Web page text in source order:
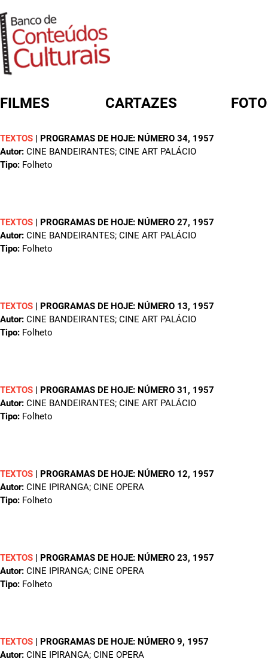
FILMES CARTAZES
TEXTOS | PROGRAMAS DE HOJE: NÚMERO 34, 1957
Autor: CINE BANDEIRANTES; CINE ART PALÁCIO
Tipo: Folheto
TEXTOS | PROGRAMAS DE HOJE: NÚMERO 27, 1957
Autor: CINE BANDEIRANTES; CINE ART PALÁCIO
Tipo: Folheto
TEXTOS | PROGRAMAS DE HOJE: NÚMERO 13, 1957
Autor: CINE BANDEIRANTES; CINE ART PALÁCIO
Tipo: Folheto
TEXTOS | PROGRAMAS DE HOJE: NÚMERO 31 , 1957
Autor: CINE BANDEIRANTES; CINE ART PALÁCIO
Tipo: Folheto
TEXTOS | PROGRAMAS DE HOJE: NÚMERO 12, 1957
Autor: CINE IPIRANGA; CINE OPERA
Tipo: Folheto
TEXTOS | PROGRAMAS DE HOJE: NÚMERO 23, 1957
Autor: CINE IPIRANGA; CINE OPERA
Tipo: Folheto
TEXTOS | PROGRAMAS DE HOJE: NÚMERO 9, 1957
Autor: CINE IPIRANGA; CINE OPERA
FORMULÁRIO DE BUSCA